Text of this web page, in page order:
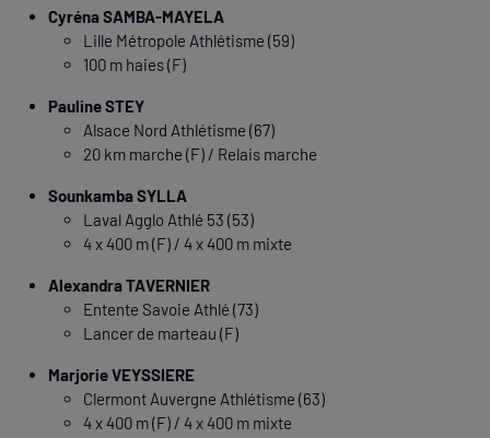
Cyréna SAMBA-MAYELA
Lille Métropole Athlétisme (59)
100 m haies (F)
Pauline STEY
Alsace Nord Athlétisme (67)
20 km marche (F) / Relais marche
Sounkamba SYLLA
Laval Agglo Athlé 53 (53)
4 x 400 m (F) / 4 x 400 m mixte
Alexandra TAVERNIER
Entente Savoie Athlé (73)
Lancer de marteau (F)
Marjorie VEYSSIERE
Clermont Auvergne Athlétisme (63)
4 x 400 m (F) / 4 x 400 m mixte